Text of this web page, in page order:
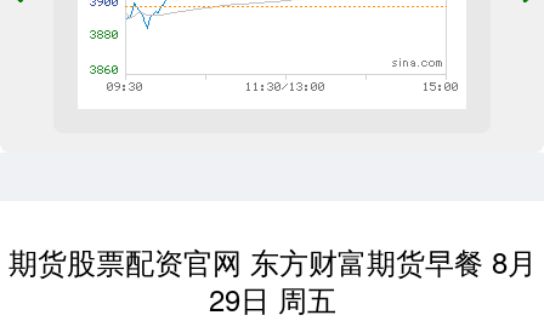
期货股票配资官网 东方财富期货早餐 8月
29日 周五